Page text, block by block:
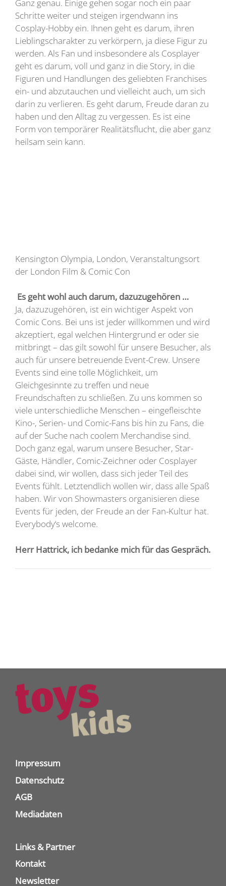
Ganz genau. Einige gehen sogar noch ein paar
Schritte weiter und steigen irgendwann ins
Cosplay-Hobby ein. Ihnen geht es darum, ihren
Lieblingscharakter zu verkörpern, ja diese Figur zu
werden. Als Fan und insbesondere als Cosplayer
geht es darum, voll und ganz in die Story, in die
Figuren und Handlungen des geliebten Franchises
ein- und abzutauchen und vielleicht auch, um sich
darin zu verlieren. Es geht darum, Freude daran zu
haben und den Alltag zu vergessen. Es ist eine
Form von temporärer Realitätsflucht, die aber ganz
heilsam sein kann.
Kensington Olympia, London, Veranstaltungsort
der London Film & Comic Con
Es geht wohl auch darum, dazuzugehören …
Ja, dazuzugehören, ist ein wichtiger Aspekt von
Comic Cons. Bei uns ist jeder willkommen und wird
akzeptiert, egal welchen Hintergrund er oder sie
mitbringt – das gilt sowohl für unsere Besucher, als
auch für unsere betreuende Event-Crew. Unsere
Events sind eine tolle Möglichkeit, um
Gleichgesinnte zu treffen und neue
Freundschaften zu schließen. Zu uns kommen so
viele unterschiedliche Menschen – eingefleischte
Kino-, Serien- und Comic-Fans bis hin zu Fans, die
auf der Suche nach coolem Merchandise sind.
Doch ganz egal, warum unsere Besucher, Star-
Gäste, Händler, Comic-Zeichner oder Cosplayer
dabei sind, wir wollen, dass sich jeder Teil des
Events fühlt. Letztendlich wollen wir, dass alle Spaß
haben. Wir von Showmasters organisieren diese
Events für jeden, der Freude an der Fan-Kultur hat.
Everybody‘s welcome.
Herr Hattrick, ich bedanke mich für das Gespräch.
Impressum
Datenschutz
AGB
Mediadaten
Links & Partner
Kontakt
Newsletter